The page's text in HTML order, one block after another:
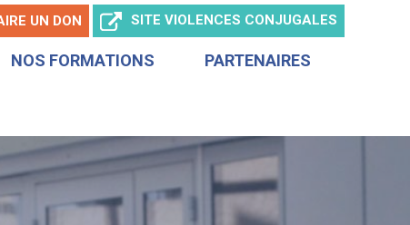
UN DON SITE VIOLENCES CONJUGALES
NOS FORMATIONS PARTENAIRES